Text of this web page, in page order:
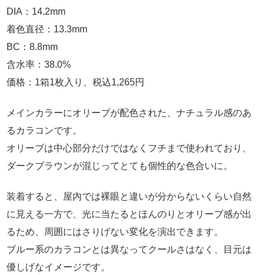
DIA：14.2mm
着色直径：13.3mm
BC：8.8mm
含水率：38.0%
価格：1箱1枚入り、税込1,265円
メインカラーにオリーブが配色された、ナチュラル感のあ
るカラコンです。
オリーブは中心部分だけではなくフチまで使われており、
ダークブラウンが混じってとても個性的な色合いに。
装着すると、屋内では裸眼と違いが分からないくらい自然
に見える一方で、光に当たるとほんのりとオリーブ感が出
るため、周囲にはさりげない変化を演出できます。
ブルー系のカラコンとは異なってクールさはなく、目元は
優しげなイメージです。